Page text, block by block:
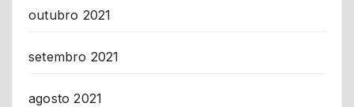
outubro 2021
setembro 2021
agosto 2021